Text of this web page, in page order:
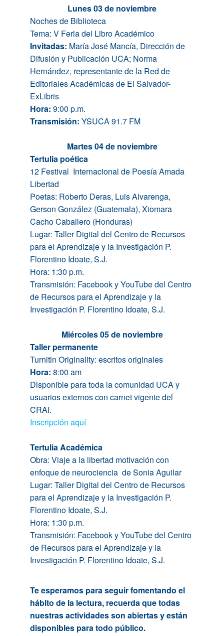
Lunes03de noviembre
Noches de Biblioteca
Tema: V Feriadel Libro Académico
Invitadas: María José Mancía, Dirección de
Difusión y Publicación UCA; Norma
Hernández, representante de la Red de
Editoriales Académicas de El Salvador-
ExLibris
Hora: 9:00 p.m.
Transmisión: YSUCA 91.7 FM
Martes 04 de noviembre
Tertulia poética
12 Festival Internacional de Poesía Amada
Libertad
Poetas: Roberto Deras, LuisAlvarenga,
Gerson González (Guatemala), Xiomara
Cacho Caballero (Honduras)
Lugar: Taller Digital del Centro de Recursos
para el Aprendizaje y la Investigación P.
Florentino Idoate, S.J.
Hora: 1:30 p.m.
Transmisión: Facebook y YouTubedel Centro
de Recursos para el Aprendizaje y la
Investigación P. Florentino Idoate, S.J.
Miércoles 05 de noviembre
Taller permanente
Turnitin Originality: escritos originales
Hora: 8:00 am
Disponible para toda la comunidad UCA y
usuarios externos con carnet vigente del
CRAI.
Inscripción aquí
Tertulia Académica
Obra: Viaje a la libertad motivación con
enfoque de neurociencia de Sonia Aguilar
Lugar: Taller Digital del Centro de Recursos
para el Aprendizaje y la Investigación P.
Florentino Idoate, S.J.
Hora: 1:30 p.m.
Transmisión: Facebook y YouTubedel Centro
de Recursos para el Aprendizaje y la
Investigación P. Florentino Idoate, S.J.
Te esperamos para seguir fomentando el
hábito de la lectura, recuerda que todas
nuestras actividades son abiertas y están
disponibles para todo público.